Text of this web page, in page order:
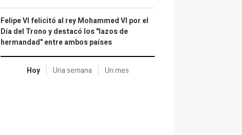
Felipe VI felicitó al rey Mohammed VI por el
Día del Trono y destacó los "lazos de
hermandad" entre ambos países
Hoy Una semana Un mes